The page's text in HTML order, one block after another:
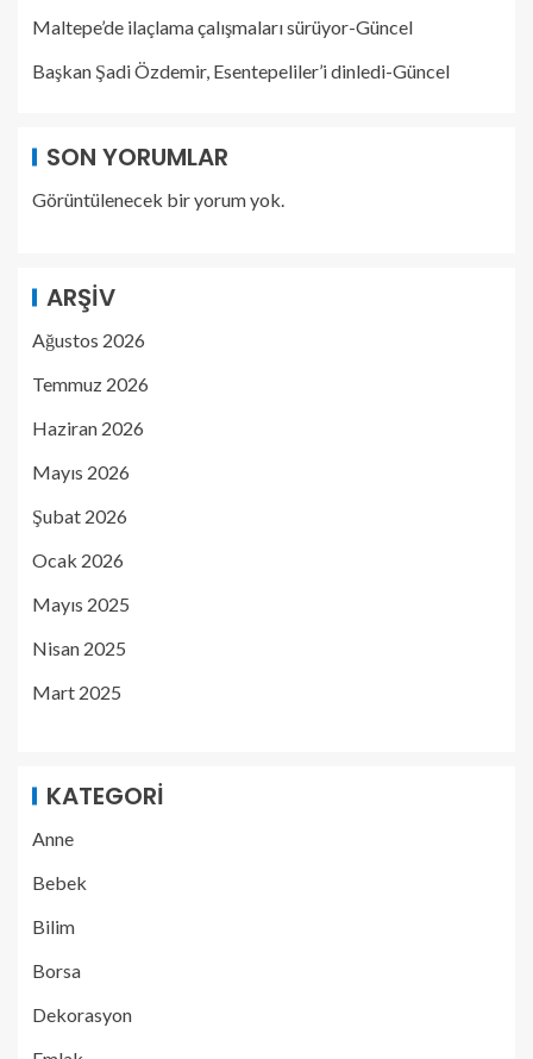
Maltepe’de ilaçlama çalışmaları sürüyor-Güncel
Başkan Şadi Özdemir, Esentepeliler’i dinledi-Güncel
SON YORUMLAR
Görüntülenecek bir yorum yok.
ARŞIV
Ağustos 2026
Temmuz 2026
Haziran 2026
Mayıs 2026
Şubat 2026
Ocak 2026
Mayıs 2025
Nisan 2025
Mart 2025
KATEGORI
Anne
Bebek
Bilim
Borsa
Dekorasyon